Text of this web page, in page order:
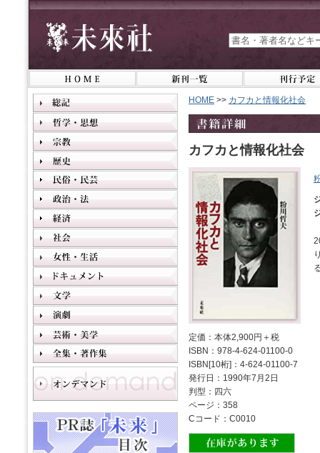
HOME >> カフカと情報化社会
カフカと情報化社会
定価：本体2,900円＋税
ISBN：978-4-624-01100-0
ISBN[10桁]：4-624-01100-7
発行日：1990年7月2日
判型：四六
ページ：358
Cコード：C0010